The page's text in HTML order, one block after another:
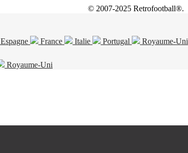
© 2007-2025 Retrofootball®.
Espagne France Italie Portugal Royaume-Uni
Royaume-Uni